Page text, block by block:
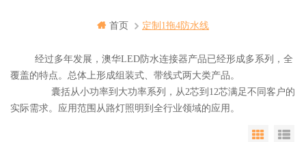
首页 定制1拖4防水线
经过多年发展，澳华LED防水连接器产品已经形成多系列，全
覆盖的特点。总体上形成组装式、带线式两大类产品。
囊括从小功率到大功率系列，从2芯到12芯满足不同客户的
实际需求。应用范围从路灯照明到全行业领域的应用。
Grid